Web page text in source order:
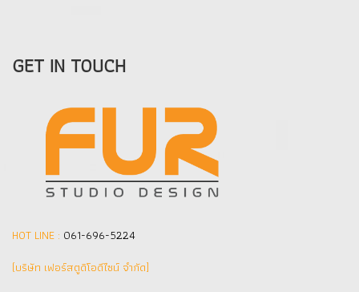
GET IN TOUCH
HOT LINE : 061-696-5224
(บริษัท เฟอร์สตูดิโอดีไซน์ จำกัด]